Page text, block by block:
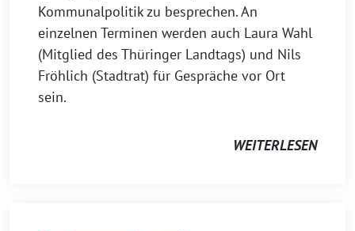
Kommunalpolitik zu besprechen. An
einzelnen Terminen werden auch Laura Wahl
(Mitglied des Thüringer Landtags) und Nils
Fröhlich (Stadtrat) für Gespräche vor Ort
sein.
WEITERLESEN